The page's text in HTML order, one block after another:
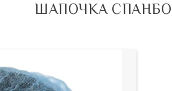
ШАПОЧКА